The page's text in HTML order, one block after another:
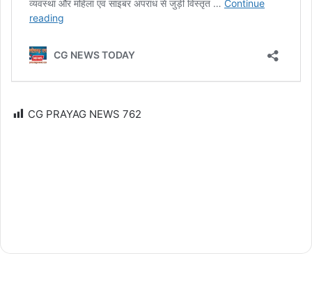
CG PRAYAG NEWS 762